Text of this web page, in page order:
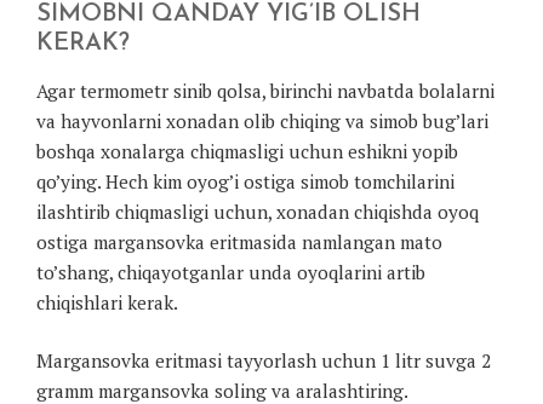
SIMOBNI QANDAY YIG’IB OLISH
KERAK?
Agar termometr sinib qolsa, birinchi navbatda bolalarni
va hayvonlarni xonadan olib chiqing va simob bug’lari
boshqa xonalarga chiqmasligi uchun eshikni yopib
qo’ying. Hech kim oyog’i ostiga simob tomchilarini
ilashtirib chiqmasligi uchun, xonadan chiqishda oyoq
ostiga margansovka eritmasida namlangan mato
to’shang, chiqayotganlar unda oyoqlarini artib
chiqishlari kerak.
Margansovka eritmasi tayyorlash uchun 1 litr suvga 2
gramm margansovka soling va aralashtiring.